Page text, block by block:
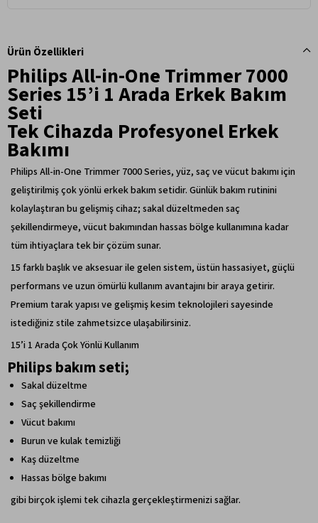
Ürün Özellikleri
Philips All-in-One Trimmer 7000
Series 15’i 1 Arada Erkek Bakım
Seti
Tek Cihazda Profesyonel Erkek
Bakımı
Philips All-in-One Trimmer 7000 Series, yüz, saç ve vücut bakımı için
geliştirilmiş çok yönlü erkek bakım setidir. Günlük bakım rutinini
kolaylaştıran bu gelişmiş cihaz; sakal düzeltmeden saç
şekillendirmeye, vücut bakımından hassas bölge kullanımına kadar
tüm ihtiyaçlara tek bir çözüm sunar.
15 farklı başlık ve aksesuar ile gelen sistem, üstün hassasiyet, güçlü
performans ve uzun ömürlü kullanım avantajını bir araya getirir.
Premium tarak yapısı ve gelişmiş kesim teknolojileri sayesinde
istediğiniz stile zahmetsizce ulaşabilirsiniz.
15’i 1 Arada Çok Yönlü Kullanım
Philips bakım seti;
Sakal düzeltme
Saç şekillendirme
Vücut bakımı
Burun ve kulak temizliği
Kaş düzeltme
Hassas bölge bakımı
gibi birçok işlemi tek cihazla gerçekleştirmenizi sağlar.